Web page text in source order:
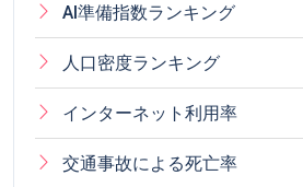
AI準備指数ランキング
人口密度ランキング
インターネット利用率
交通事故による死亡率